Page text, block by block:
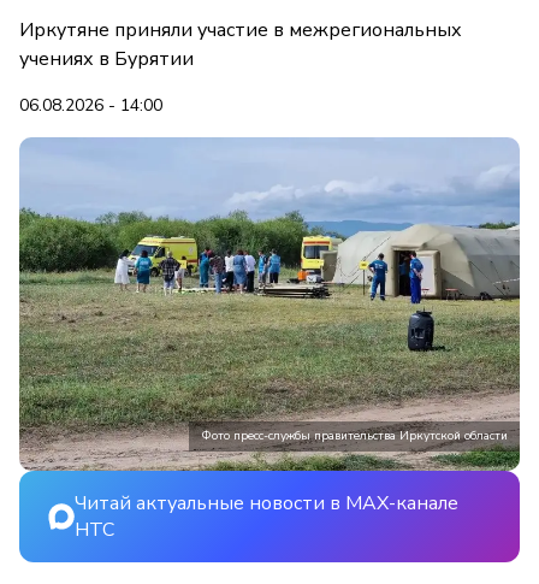
Иркутяне приняли участие в межрегиональных
учениях в Бурятии
06.08.2026 - 14:00
Фото пресс-службы правительства Иркутской области
Читай актуальные новости в MAX-канале
НТС